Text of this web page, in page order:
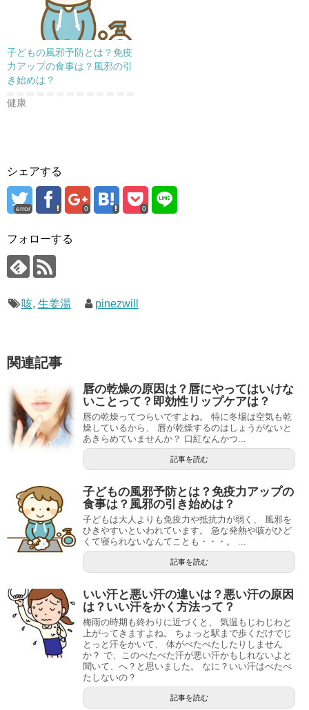
子どもの風邪予防とは？免疫
力アップの食事は？風邪の引
き始めは？
健康
シェアする
error 0 0
フォローする
咳, 生姜湯 pinezwill
関連記事
唇の乾燥の原因は？唇にやってはいけな
いことって？即効性リップケアは？
唇の乾燥ってつらいですよね。 特に冬場は空気も乾
燥しているから、 唇が乾燥するのはしょうがないと
あきらめていませんか？ 口紅なんかつ...
記事を読む
子どもの風邪予防とは？免疫力アップの
食事は？風邪の引き始めは？
子どもは大人よりも免疫力や抵抗力が弱く、 風邪を
ひきやすいといわれています。 急な発熱や咳がひど
くて寝られないなんてことも・・・。 ...
記事を読む
いい汗と悪い汗の違いは？悪い汗の原因
は？いい汗をかく方法って？
梅雨の時期も終わりに近づくと、 気温もじわじわと
上がってきますよね。 ちょっと駅まで歩くだけでじ
とっと汗をかいて、 体がべたべたしたりしません
か？ で、このべたべた汗が悪い汗かもしれないよと
聞いて、へ？と思いました。 なに？いい汗はべたべ
たしないの？
記事を読む